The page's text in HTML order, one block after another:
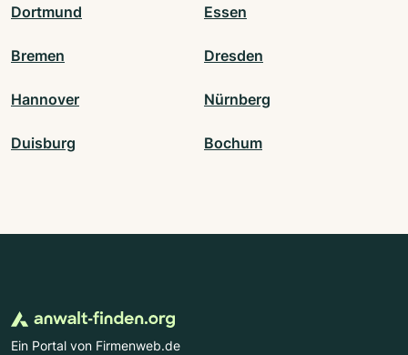
Dortmund Essen
Bremen Dresden
Hannover Nürnberg
Duisburg Bochum
Ein Portal von Firmenweb.de